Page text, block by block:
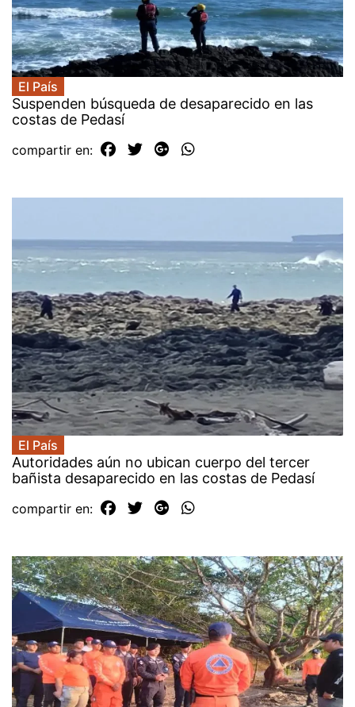
El País
Suspenden búsqueda de desaparecido en las
costas de Pedasí
compartir en:
El País
Autoridades aún no ubican cuerpo del tercer
bañista desaparecido en las costas de Pedasí
compartir en: